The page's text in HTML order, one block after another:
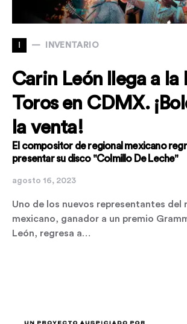
I INVENTARIO
Carin León llega a la
Toros en CDMX.
la venta!
El compositor de regional mexicano
presentar su disco "Colmillo De Leche"
agosto 16, 2023
Uno de los nuevos representantes del
mexicano, ganador a un premio
León, regresa a…